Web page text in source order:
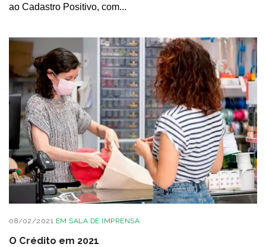
ao Cadastro Positivo, com...
08/02/2021 EM SALA DE IMPRENSA
O Crédito em 2021